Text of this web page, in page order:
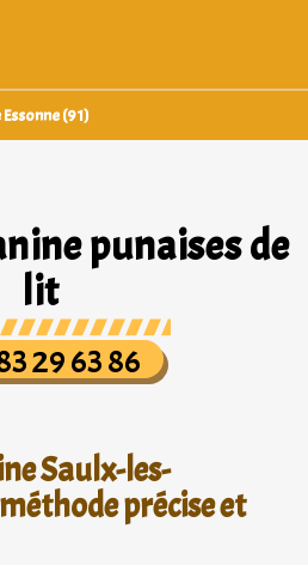
(91)
punaises de
lit
29 63 86
Saulx-les-
précise et